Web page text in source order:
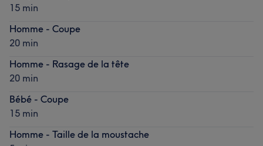
15 min
Homme - Coupe
20 min
Homme - Rasage de la tête
20 min
Bébé - Coupe
15 min
Homme - Taille de la moustache